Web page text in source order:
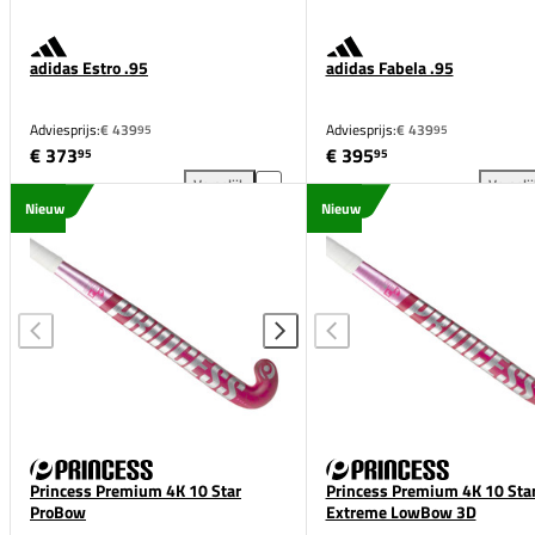
adidas Estro .95
Adviesprijs:€ 43995
€ 37395
Vergelijk
adidas Estro .95 toevoegen aan vergelijking
adidas Fabela .95
Adviesprijs:€ 43995
€ 39595
Nieuw
Princess Premium 4K 10 Star
ProBow
Nieuw
Princess Premium 4K 10
Extreme LowBow 3D